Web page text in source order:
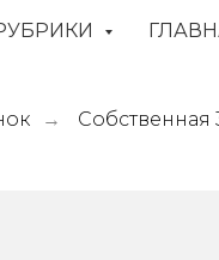
→ Собственная